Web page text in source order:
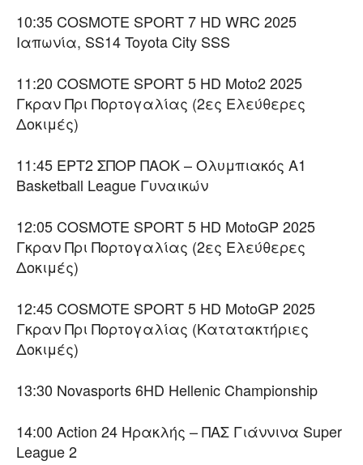
10:35 COSMOTE SPORT 7 HD WRC 2025
Ιαπωνία, SS14 Toyota City SSS
11:20 COSMOTE SPORT 5 HD Moto2 2025
Γκραν Πρι Πορτογαλίας (2ες Ελεύθερες
Δοκιμές)
11:45 ΕΡΤ2 ΣΠΟΡ ΠΑΟΚ – Ολυμπιακός Α1
Basketball League Γυναικών
12:05 COSMOTE SPORT 5 HD MotoGP 2025
Γκραν Πρι Πορτογαλίας (2ες Ελεύθερες
Δοκιμές)
12:45 COSMOTE SPORT 5 HD MotoGP 2025
Γκραν Πρι Πορτογαλίας (Κατατακτήριες
Δοκιμές)
13:30 Novasports 6HD Hellenic Championship
14:00 Action 24 Ηρακλής – ΠΑΣ Γιάννινα Super
League 2